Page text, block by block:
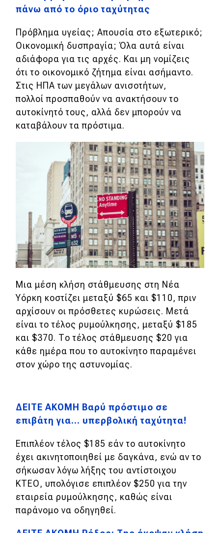
ΚΤΕΟ
Οδική βοήθεια
eDRIVE
DRIVE USED
πάνω από το όριο ταχύτητας
Πρόβλημα υγείας; Απουσία στο εξωτερικό;
Οικονομική δυσπραγία; Όλα αυτά είναι
αδιάφορα για τις αρχές. Και μη νομίζεις
ότι το οικονομικό ζήτημα είναι ασήμαντο.
Στις ΗΠΑ των μεγάλων ανισοτήτων,
πολλοί προσπαθούν να ανακτήσουν το
αυτοκίνητό τους, αλλά δεν μπορούν να
καταβάλουν τα πρόστιμα.
Μια μέση κλήση στάθμευσης στη Νέα
Υόρκη κοστίζει μεταξύ $65 και $110, πριν
αρχίσουν οι πρόσθετες κυρώσεις. Μετά
είναι το τέλος ρυμούλκησης, μεταξύ $185
και $370. Τοτέλος στάθμευσης $20 για
κάθε ημέρα που το αυτοκίνητο παραμένει
στον χώρο της αστυνομίας.
ΔΕΙΤΕ ΑΚΟΜΗ Βαρύ πρόστιμο σε
επιβάτη για... υπερβολική ταχύτητα!
Επιπλέον τέλος $185 εάν το αυτοκίνητο
έχει ακινητοποιηθεί με δαγκάνα, ενώ αν το
σήκωσαν λόγω λήξης του αντίστοιχου
ΚΤΕΟ, υπολόγισε επιπλέον $250 για την
εταιρεία ρυμούλκησης, καθώς είναι
παράνομο να οδηγηθεί.